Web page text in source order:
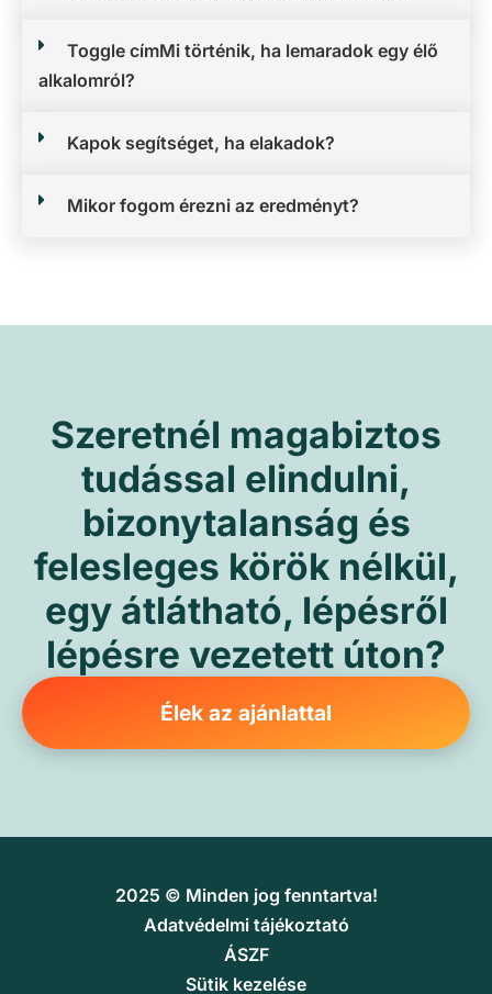
Toggle címMi történik, ha lemaradok egy élő
alkalomról?
Kapok segítséget, ha elakadok?
Mikor fogom érezni az eredményt?
Szeretnél magabiztos
tudással elindulni,
bizonytalanság és
felesleges körök nélkül,
egy átlátható, lépésről
lépésre vezetett úton?
Élek az ajánlattal
2025 © Minden jog fenntartva!
Adatvédelmi tájékoztató
ÁSZF
Sütik kezelése